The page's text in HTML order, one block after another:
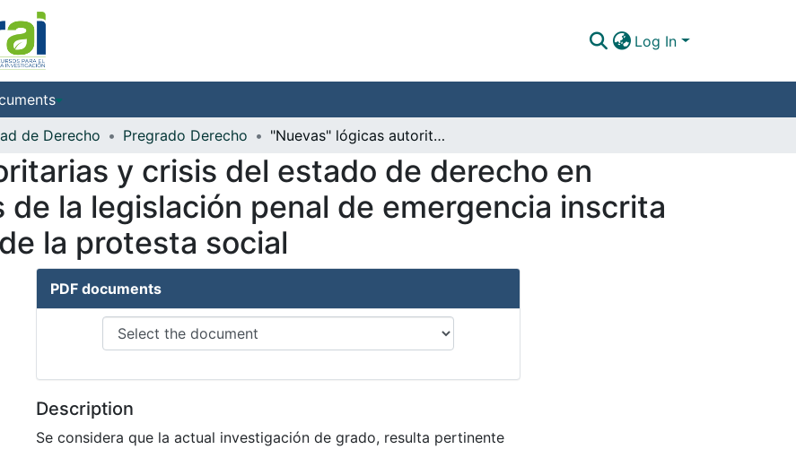
Log In
de Derecho Pregrado Derecho "Nuevas" lógicas autoritarias y crisis del estado de derecho en Colombia : un análisis de la legislación penal de emergencia inscrita en el manejo jurídico de la protesta social
y crisis del estado de derecho en
de la legislación penal de emergencia inscrita
la protesta social
PDF documents
Description
Se considera que la actual investigación de grado, resulta pertinente